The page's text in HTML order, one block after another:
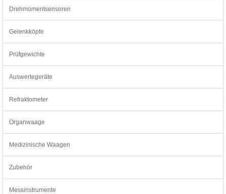
Drehmomentsensoren
Gelenkköpfe
Prüfgewichte
Auswertegeräte
Refraktometer
Organwaage
Medizinische Waagen
Zubehör
Messinstrumente